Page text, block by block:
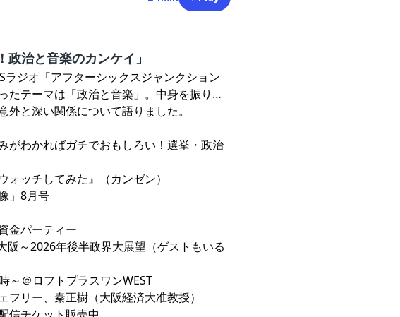
治と音楽のカンケイ」
ラジオ「アフターシックスジャンクション
たテーマは「政治と音楽」。中身を振り返
外と深い関係について語りました。
がわかればガチでおもしろい！選挙・政治
ォッチしてみた⁠』（カンゼン）
」8月号
金パーティー
阪～2026年後半政界大展望（ゲストもいる
～＠ ロフトプラスワンWEST
フリー、秦正樹（大阪経済大准教授）